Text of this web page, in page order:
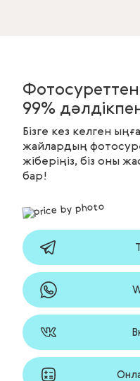
99% дәлдікпен
Бізге кез келген
жайлардың
жіберіңіз, біз оны
бар!